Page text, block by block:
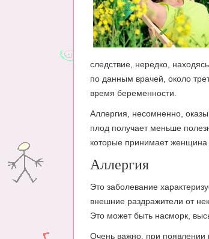
следствие, нередко,
по данным врачей, около
время беременности.
Аллергия, несомненно,
плод получает меньше
которые принимает
Аллергия
Это заболевание
внешние раздражители от
Это может быть насморк,
Очень важно, при появлении